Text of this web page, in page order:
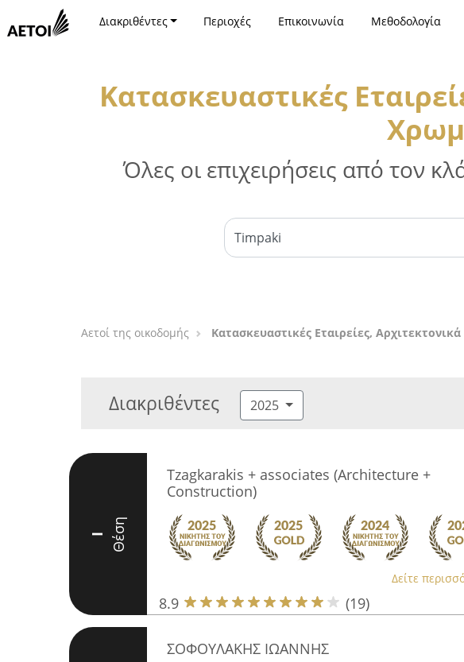
Διακριθέντες Περιοχές Επικοινωνία Μεθοδολογία
Κατασκευαστικές
Όλες οι επιχειρήσεις από τον
Αετοί της οικοδομής Κατασκευαστικές Εταιρείες,
Διακριθέντες 2025
I Θέση
Tzagkarakis + associates (Architecture +
Construction)
Δείτε
8.9 (19)
ΣΟΦΟΥΛΑΚΗΣ ΙΩΑΝΝΗΣ